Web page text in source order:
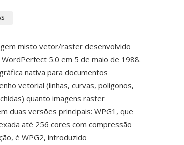
misto vetor/raster desenvolvido
5.0 em 5 de maio de 1988.
nativa para documentos
vetorial (linhas, curvas, poligonos,
quanto imagens raster
duas versões principais: WPG1, que
até 256 cores com compressão
é WPG2, introduzido